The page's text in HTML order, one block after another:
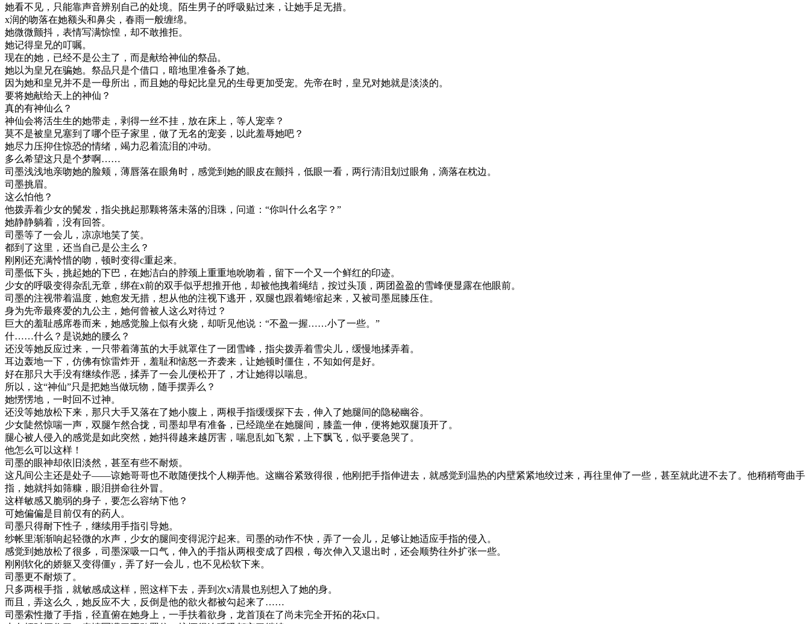
她看不见，只能靠声音辨别自己的处境。陌生男子的呼吸贴过来，让她手足无措。
x润的吻落在她额头和鼻尖，春雨一般缠绵。
她微微颤抖，表情写满惊惶，却不敢推拒。
她记得皇兄的叮嘱。
现在的她，已经不是公主了，而是献给神仙的祭品。
她以为皇兄在骗她。祭品只是个借口，暗地里准备杀了她。
因为她和皇兄并不是一母所出，而且她的母妃比皇兄的生母更加受宠。先帝在时，皇兄对她就是淡淡的。
要将她献给天上的神仙？
真的有神仙么？
神仙会将活生生的她带走，剥得一丝不挂，放在床上，等人宠幸？
莫不是被皇兄塞到了哪个臣子家里，做了无名的宠妾，以此羞辱她吧？
她尽力压抑住惊恐的情绪，竭力忍着流泪的冲动。
多么希望这只是个梦啊……
司墨浅浅地亲吻她的脸颊，薄唇落在眼角时，感觉到她的眼皮在颤抖，低眼一看，两行清泪划过眼角，滴落在枕边。
司墨挑眉。
这么怕他？
他拨弄着少女的鬓发，指尖挑起那颗将落未落的泪珠，问道：“你叫什么名字？”
她静静躺着，没有回答。
司墨等了一会儿，凉凉地笑了笑。
都到了这里，还当自己是公主么？
刚刚还充满怜惜的吻，顿时变得c重起来。
司墨低下头，挑起她的下巴，在她洁白的脖颈上重重地吮吻着，留下一个又一个鲜红的印迹。
少女的呼吸变得杂乱无章，绑在x前的双手似乎想推开他，却被他拽着绳结，按过头顶，两团盈盈的雪峰便显露在他眼前。
司墨的注视带着温度，她愈发无措，想从他的注视下逃开，双腿也跟着蜷缩起来，又被司墨屈膝压住。
身为先帝最疼爱的九公主，她何曾被人这么对待过？
巨大的羞耻感席卷而来，她感觉脸上似有火烧，却听见他说：“不盈一握……小了一些。”
什……什么？是说她的腰么？
还没等她反应过来，一只带着薄茧的大手就罩住了一团雪峰，指尖拨弄着雪尖儿，缓慢地揉弄着。
耳边轰地一下，仿佛有惊雷炸开，羞耻和恼怒一齐袭来，让她顿时僵住，不知如何是好。
好在那只大手没有继续作恶，揉弄了一会儿便松开了，才让她得以喘息。
所以，这“神仙”只是把她当做玩物，随手摆弄么？
她愣愣地，一时回不过神。
还没等她放松下来，那只大手又落在了她小腹上，两根手指缓缓探下去，伸入了她腿间的隐秘幽谷。
少女陡然惊喘一声，双腿乍然合拢，司墨却早有准备，已经跪坐在她腿间，膝盖一伸，便将她双腿顶开了。
腿心被人侵入的感觉是如此突然，她抖得越来越厉害，喘息乱如飞絮，上下飘飞，似乎要急哭了。
他怎么可以这样！
司墨的眼神却依旧淡然，甚至有些不耐烦。
这凡间公主还是处子——谅她哥哥也不敢随便找个人糊弄他。这幽谷紧致得很，他刚把手指伸进去，就感觉到温热的内壁紧紧地绞过来，再往里伸了一些，甚至就此进不去了。他稍稍弯曲手
指，她就抖如筛糠，眼泪拼命往外冒。
这样敏感又脆弱的身子，要怎么容纳下他？
可她偏偏是目前仅有的药人。
司墨只得耐下性子，继续用手指引导她。
纱帐里渐渐响起轻微的水声，少女的腿间变得泥泞起来。司墨的动作不快，弄了一会儿，足够让她适应手指的侵入。
感觉到她放松了很多，司墨深吸一口气，伸入的手指从两根变成了四根，每次伸入又退出时，还会顺势往外扩张一些。
刚刚软化的娇躯又变得僵y，弄了好一会儿，也不见松软下来。
司墨更不耐烦了。
只多两根手指，就敏感成这样，照这样下去，弄到次x清晨也别想入了她的身。
而且，弄这么久，她反应不大，反倒是他的欲火都被勾起来了……
司墨索性撤了手指，径直俯在她身上，一手扶着欲身，龙首顶在了尚未完全开拓的花x口。